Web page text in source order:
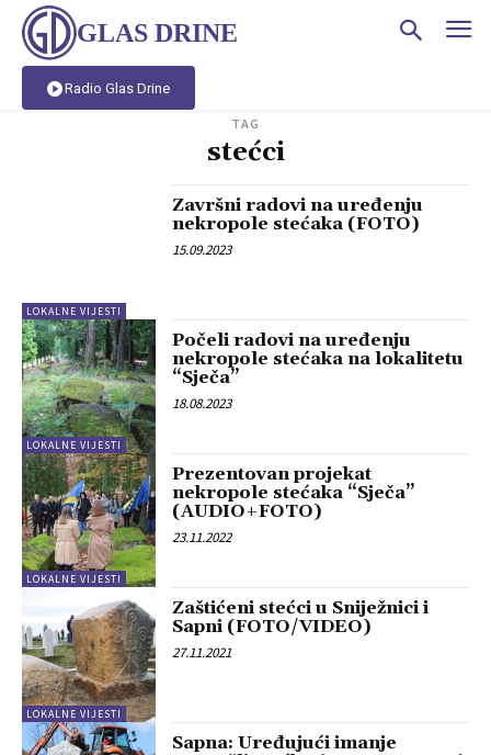
GLAS DRINE
Radio Glas Drine
TAG
stećci
LOKALNE VIJESTI
Završni radovi na uređenju
nekropole stećaka (FOTO)
15.09.2023
LOKALNE VIJESTI
Počeli radovi na uređenju
nekropole stećaka na lokalitetu
“Sječa”
18.08.2023
LOKALNE VIJESTI
Prezentovan projekat
nekropole stećaka “Sječa”
(AUDIO+FOTO)
23.11.2022
LOKALNE VIJESTI
Zaštićeni stećci u Sniježnici i
Sapni (FOTO/VIDEO)
27.11.2021
Sapna: Uređujući imanje